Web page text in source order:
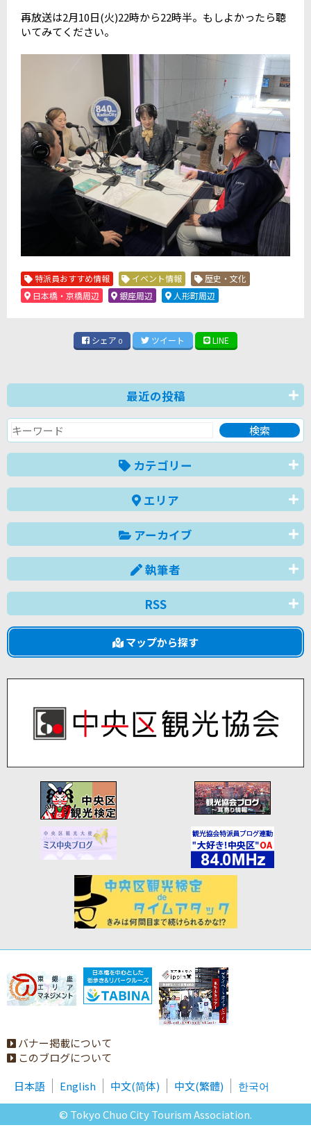
再放送は2月10日(火)22時から22時半。もしよかったら聴
いてみてください。
特派員おすすめ情報 イベント情報
歴史・文化
日本橋・京橋周辺
銀座周辺 人形町周辺
シェア 0 ツイート LINE
最近の投稿
カテゴリー
エリア
アーカイブ
執筆者
RSS
マップから探す
バナー掲載について
このブログについて
日本語
English 中文(简体) 中文(繁體)
한국어
© Tokyo Chuo City Tourism Association.